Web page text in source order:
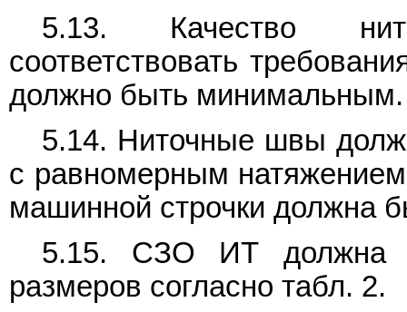
5.13. Качество
соответствовать
должно быть минимальным.
5.14. Ниточные швы
с равномерным
машинной строчки должна
5.15. СЗО ИТ должна
размеров согласно табл. 2.